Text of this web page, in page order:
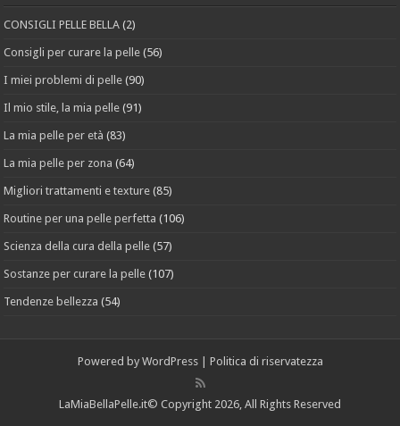
CONSIGLI PELLE BELLA (2)
Consigli per curare la pelle (56)
I miei problemi di pelle (90)
Il mio stile, la mia pelle (91)
La mia pelle per età (83)
La mia pelle per zona (64)
Migliori trattamenti e texture (85)
Routine per una pelle perfetta (106)
Scienza della cura della pelle (57)
Sostanze per curare la pelle (107)
Tendenze bellezza (54)
Powered by WordPress| Politica di riservatezza
LaMiaBellaPelle.it© Copyright 2026, All Rights Reserved